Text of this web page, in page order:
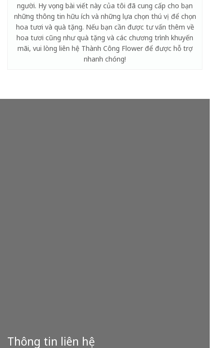
người. Hy vọng bài viết này của tôi đã cung cấp cho bạn
những thông tin hữu ích và những lựa chọn thú vị để chọn
hoa tươi và quà tặng. Nếu bạn cần được tư vấn thêm về
hoa tươi cũng như quà tặng và các chương trình khuyến
mãi, vui lòng liên hệ Thành Công Flower để được hỗ trợ
nhanh chóng!
Thông tin liên hệ